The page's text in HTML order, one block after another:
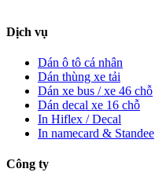
Dịch vụ
Dán ô tô cá nhân
Dán thùng xe tải
Dán xe bus / xe 46 chỗ
Dán decal xe 16 chỗ
In Hiflex / Decal
In namecard & Standee
Công ty